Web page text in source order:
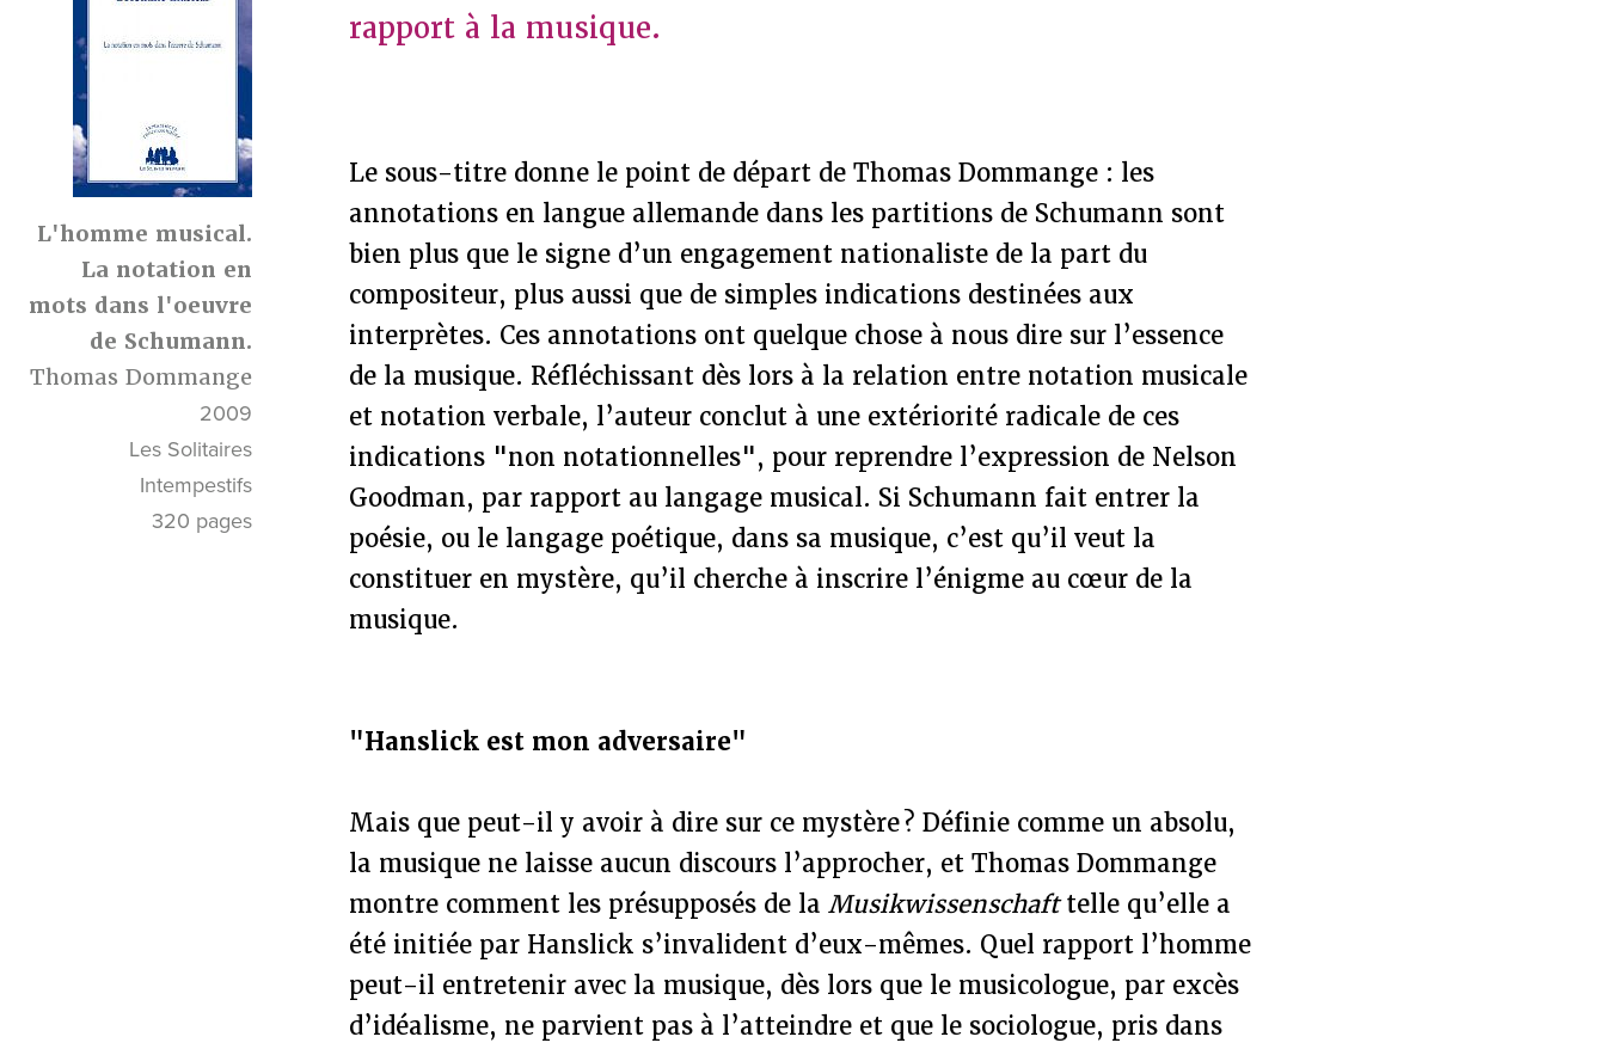
L'homme musical.
La notation en
mots dans l'oeuvre
de Schumann.
Thomas Dommange
2009
Les Solitaires
Intempestifs
320 pages
rapport à la musique.
Le sous-titre donne le point de départ de Thomas Dommange : les
annotations en langue allemande dans les partitions de Schumann sont
bien plus que le signe d’un engagement nationaliste de la part du
compositeur, plus aussi que de simples indications destinées aux
interprètes. Ces annotations ont quelque chose à nous dire sur l’essence
de la musique. Réfléchissant dès lors à la relation entre notation musicale
et notation verbale, l’auteur conclut à une extériorité radicale de ces
indications "non notationnelles", pour reprendre l’expression de Nelson
Goodman, par rapport au langage musical. Si Schumann fait entrer la
poésie, ou le langage poétique, dans sa musique, c’est qu’il veut la
constituer en mystère, qu’il cherche à inscrire l’énigme au cœur de la
musique.
"Hanslick est mon adversaire"
Mais que peut-il y avoir à dire sur ce mystère ? Définie comme un absolu,
la musique ne laisse aucun discours l’approcher, et Thomas Dommange
montre comment les présupposés de laMusikwissenschafttelle qu’elle a
été initiée par Hanslick s’invalident d’eux-mêmes. Quel rapport l’homme
peut-il entretenir avec la musique, dès lors que le musicologue, par excès
d’idéalisme, ne parvient pas à l’atteindre et que le sociologue, pris dans